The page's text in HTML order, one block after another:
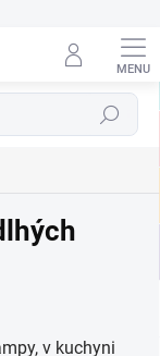
Hľadať
v kuchyni